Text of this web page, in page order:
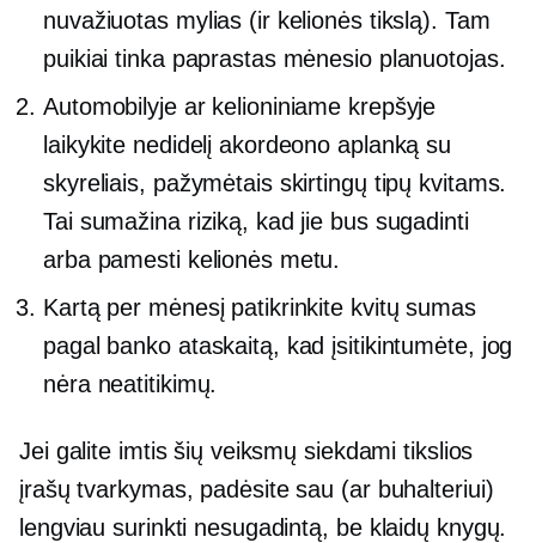
nuvažiuotas mylias (ir kelionės tikslą). Tam
puikiai tinka paprastas mėnesio planuotojas.
Automobilyje ar kelioniniame krepšyje
laikykite nedidelį akordeono aplanką su
skyreliais, pažymėtais skirtingų tipų kvitams.
Tai sumažina riziką, kad jie bus sugadinti
arba pamesti kelionės metu.
Kartą per mėnesį patikrinkite kvitų sumas
pagal banko ataskaitą, kad įsitikintumėte, jog
nėra neatitikimų.
Jei galite imtis šių veiksmų siekdami tikslios
įrašų tvarkymas, padėsite sau (ar buhalteriui)
lengviau surinkti nesugadintą, be klaidų knygų.